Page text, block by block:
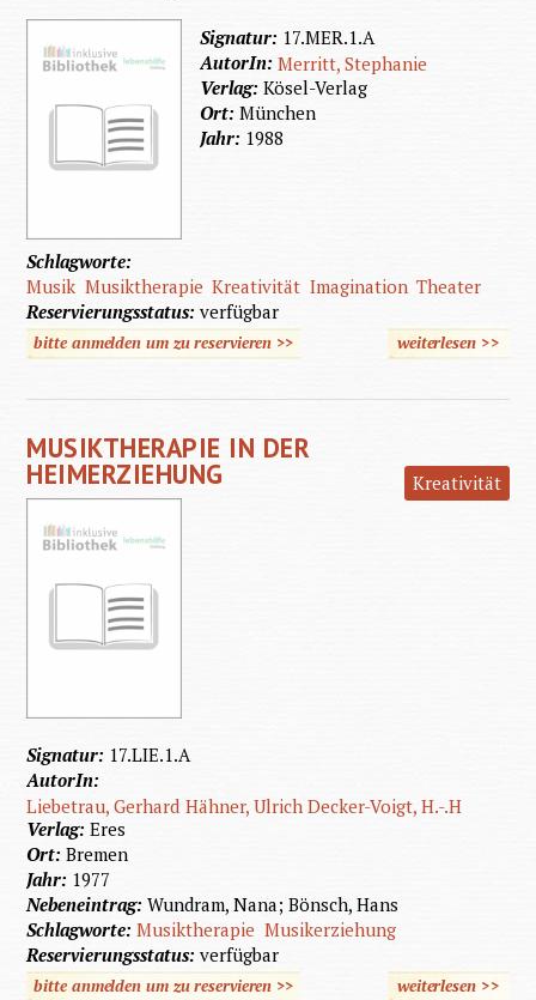
Signatur: 17.MER.1.A
AutorIn:Merritt, Stephanie
Verlag:Kösel-Verlag
Ort:München
Jahr: 1988
Schlagworte:
Musik Musiktherapie Kreativität Imagination Theater
Reservierungsstatus:verfügbar
bitte anmelden um zu reservieren >> weiterlesen über
>>
MUSIKTHERAPIE IN DER
HEIMERZIEHUNG Kreativität
Signatur: 17.LIE.1.A
AutorIn:
Liebetrau, Gerhard Hähner, Ulrich Decker-Voigt, H.-.H
Verlag:Eres
Ort:Bremen
Jahr: 1977
Nebeneintrag:Wundram, Nana; Bönsch, Hans
Schlagworte:Musiktherapie Musikerziehung
Reservierungsstatus:verfügbar
bitte anmelden um zu reservieren >> weiterlesen>>